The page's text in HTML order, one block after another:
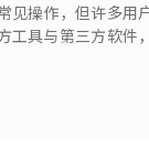
见操作，但许多用
工具与第三方软件